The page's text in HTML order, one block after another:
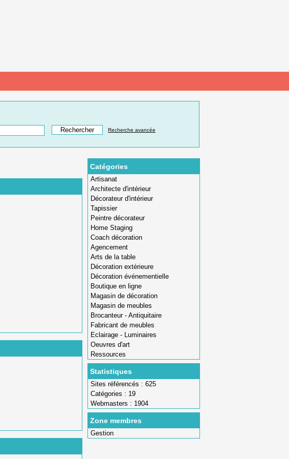
Recherche avancée
Catégories
Artisanat
Architecte d'intérieur
Décorateur d'intérieur
Tapissier
Peintre décorateur
Home Staging
Coach décoration
Agencement
Arts de la table
Décoration extérieure
Décoration événementielle
Boutique en ligne
Magasin de décoration
Magasin de meubles
Brocanteur - Antiquitaire
Fabricant de meubles
Eclairage - Luminaires
Oeuvres d'art
Ressources
Statistiques
Sites référencés : 625
Catégories : 19
Webmasters : 1904
Zone membres
Gestion